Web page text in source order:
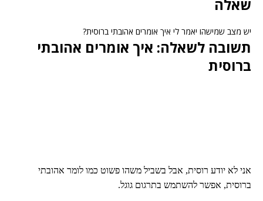
שאלה
יש מצב שמישהו יאמר לי איך אומרים אהובתי ברוסית?
תשובה לשאלה: איך אומרים אהובתי
ברוסית
אני לא יודע רוסית, אבל בשביל משהו פשוט כמו לומר אהובתי
ברוסית, אפשר להשתמש בתרגום גוגל.